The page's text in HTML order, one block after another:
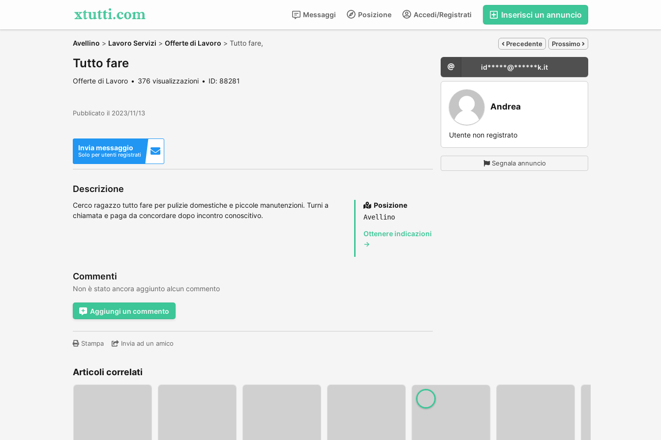
Inserisci un annuncio
Accedi/Registrati
Posizione
Messaggi
Avellino > Lavoro Servizi > Offerte di Lavoro > Tutto fare, Precedente Prossimo
Tutto fare
Offerte di Lavoro 376 visualizzazioni ID: 88281
Pubblicato il 2023/11/13
Invia messaggio
Solo per utenti registrati
Descrizione
Cerco ragazzo tutto fare per pulizie domestiche e piccole manutenzioni. Turni a
chiamata e paga da concordare dopo incontro conoscitivo.
Posizione
Avellino
Ottenere indicazioni
→
Commenti
Non è stato ancora aggiunto alcun commento
Aggiungi un commento
Stampa Invia ad un amico
id*****@******k.it
Andrea
Utente non registrato
Segnala annuncio
Articoli correlati